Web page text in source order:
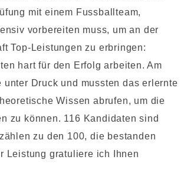
mit einem Fussballteam,
vorbereiten muss, um an der
Top-Leistungen zu erbringen:
hart für den Erfolg arbeiten. Am
unter Druck und mussten das erlernte
Wissen abrufen, um die
zu können. 116 Kandidaten sind
zu den 100, die bestanden
Leistung gratuliere ich Ihnen